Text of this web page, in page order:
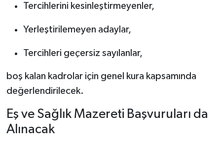
Tercihlerini kesinleştirmeyenler,
Yerleştirilemeyen adaylar,
Tercihleri geçersiz sayılanlar,
boş kalan kadrolar için genel kura kapsamında
değerlendirilecek.
Eş ve Sağlık Mazereti Başvuruları da
Alınacak